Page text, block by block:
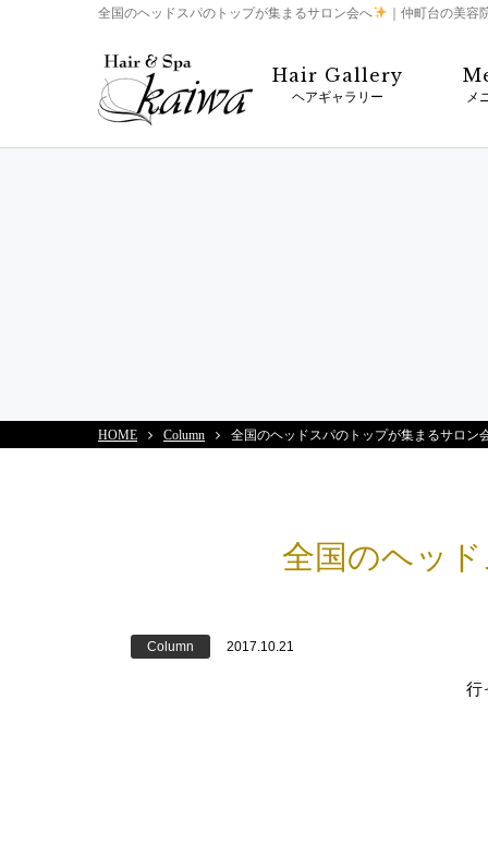
全国のヘッドスパのトップが集まるサロン会へ ｜仲町台の美
Hair Gallery
ヘアギャラリー メ
HOME Column 全国のヘッドスパのトップが集まるサロン
全国のヘッ
Column 2017.10.21
行